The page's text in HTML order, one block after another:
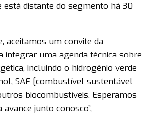
está distante do segmento há 30
aceitamos um convite da
integrar uma agenda técnica sobre
incluindo o hidrogênio verde
SAF [combustível sustentável
biocombustíveis. Esperamos
junto conosco”,